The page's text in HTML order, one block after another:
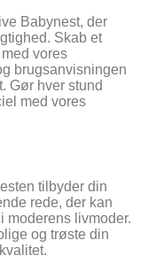
Babynest, der
Skab et
vores
brugsanvisningen
Gør hver stund
med vores
tilbyder din
rede, der kan
livmoder.
og trøste din